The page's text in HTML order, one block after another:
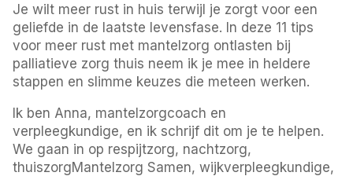
Je wilt meer rust in huis terwijl je zorgt voor een
geliefde in de laatste levensfase. In deze 11 tips
voor meer rust met mantelzorg ontlasten bij
palliatieve zorg thuis neem ik je mee in heldere
stappen en slimme keuzes die meteen werken.
Ik ben Anna, mantelzorgcoach en
verpleegkundige, en ik schrijf dit om je te helpen.
We gaan in op respijtzorg, nachtzorg,
thuiszorgMantelzorg Samen, wijkverpleegkundige,